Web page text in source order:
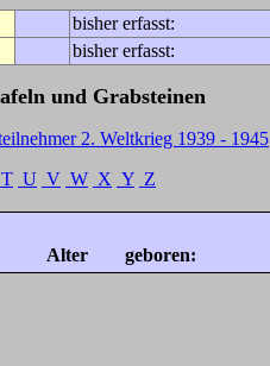
bisher erfasst:
bisher erfasst:
und Grabsteinen
2. Weltkrieg 1939 - 1945
T U V W X Y Z
Alter geboren: